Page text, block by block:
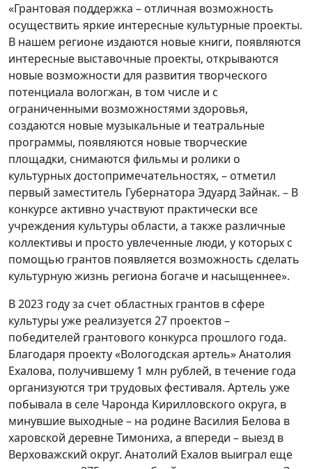
«Грантовая поддержка – отличная возможность
осуществить яркие интересные культурные проекты.
В нашем регионе издаются новые книги, появляются
интересные выставочные проекты, открываются
новые возможности для развития творческого
потенциала вологжан, в том числе и с
ограниченными возможностями здоровья,
создаются новые музыкальные и театральные
программы, появляются новые творческие
площадки, снимаются фильмы и ролики о
культурных достопримечательностях, – отметил
первый заместитель Губернатора Эдуард Зайнак. – В
конкурсе активно участвуют практически все
учреждения культуры области, а также различные
коллективы и просто увлеченные люди, у которых с
помощью грантов появляется возможность сделать
культурную жизнь региона богаче и насыщеннее».
В 2023 году за счет областных грантов в сфере
культуры уже реализуется 27 проектов –
победителей грантового конкурса прошлого года.
Благодаря проекту «Вологодская артель» Анатолия
Ехалова, получившему 1 млн рублей, в течение года
организуются три трудовых фестиваля. Артель уже
побывала в селе Чаронда Кирилловского округа, в
минувшие выходные – на родине Василия Белова в
харовской деревне Тимониха, а впереди – выезд в
Верховажский округ. Анатолий Ехалов выиграл еще